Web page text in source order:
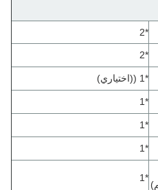
*2
*2
*1 ((اختياري)
*1
*1
*1
)
*1